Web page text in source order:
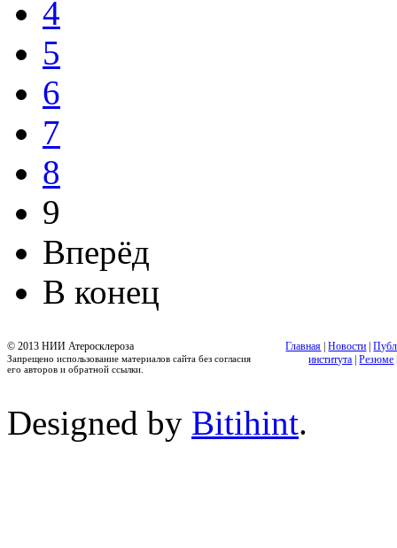
4
5
6
7
8
9
Вперёд
В конец
© 2013 НИИ Атеросклероза
Запрещено использование материалов сайта без согласия
его авторов и обратной ссылки.
Главная |Новости |
института |Резюме
Designed by Bitihint.